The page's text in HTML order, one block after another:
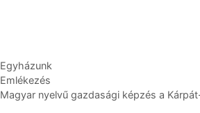
Kategória
Egyházunk
Emlékezés
Magyar nyelvű gazdasági képzés a